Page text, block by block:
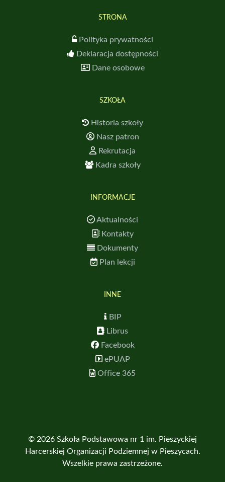
STRONA
Polityka prywatności
Deklaracja dostępności
Dane osobowe
SZKOŁA
Historia szkoły
Nasz patron
Rekrutacja
Kadra szkoły
INFORMACJE
Aktualności
Kontakty
Dokumenty
Plan lekcji
INNE
BIP
Librus
Facebook
ePUAP
Office 365
© 2026 Szkoła Podstawowa nr 1 im. Pieszyckiej
Harcerskiej Organizacji Podziemnej w Pieszycach.
Wszelkie prawa zastrzeżone.